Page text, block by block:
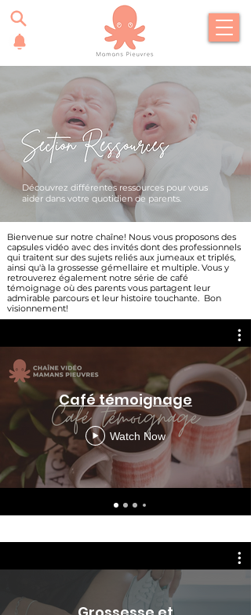
Découvrez différentes ressources pour vous
aider dans votre quotidien de parents.
Bienvenue sur notre chaîne! Nous vous proposons des
capsules vidéo avec des invités dont des professionnels
qui traitent sur des sujets reliés aux jumeaux et triplés,
ainsi qu'à la grossesse gémellaire et multiple. Vous y
retrouverez également notre série de café
témoignage où des parents vous partagent leur
admirable parcours et leur histoire touchante. Bon
visionnement!
Café témoignage
Watch Now